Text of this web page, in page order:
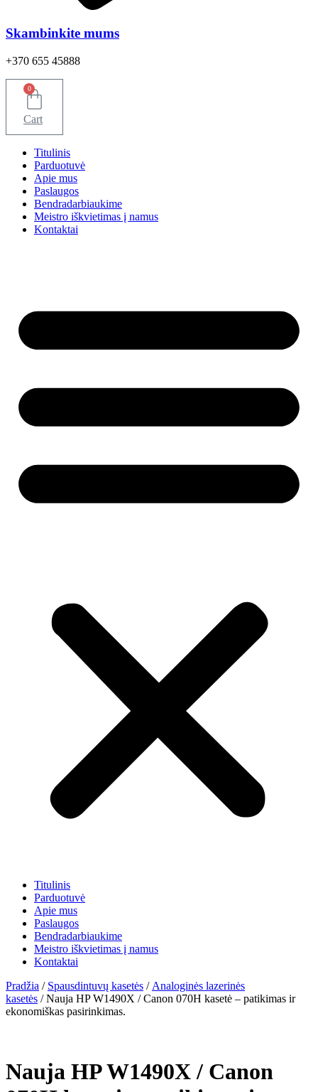
Skambinkite mums
+370 655 45888
0
Cart
Titulinis
Parduotuvė
Apie mus
Paslaugos
Bendradarbiaukime
Meistro iškvietimas į namus
Kontaktai
Titulinis
Parduotuvė
Apie mus
Paslaugos
Bendradarbiaukime
Meistro iškvietimas į namus
Kontaktai
Pradžia / Spausdintuvų kasetės / Analoginės lazerinės
kasetės / Nauja HP W1490X / Canon 070H kasetė – patikimas ir
ekonomiškas pasirinkimas.
Nauja HP W1490X / Canon